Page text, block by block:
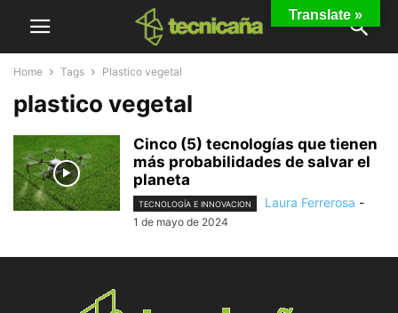
Home Tags Plastico vegetal
plastico vegetal
Cinco (5) tecnologías que tienen
más probabilidades de salvar el
planeta
TECNOLOGÍA E INNOVACION Laura Ferrerosa -
1 de mayo de 2024
Translate »